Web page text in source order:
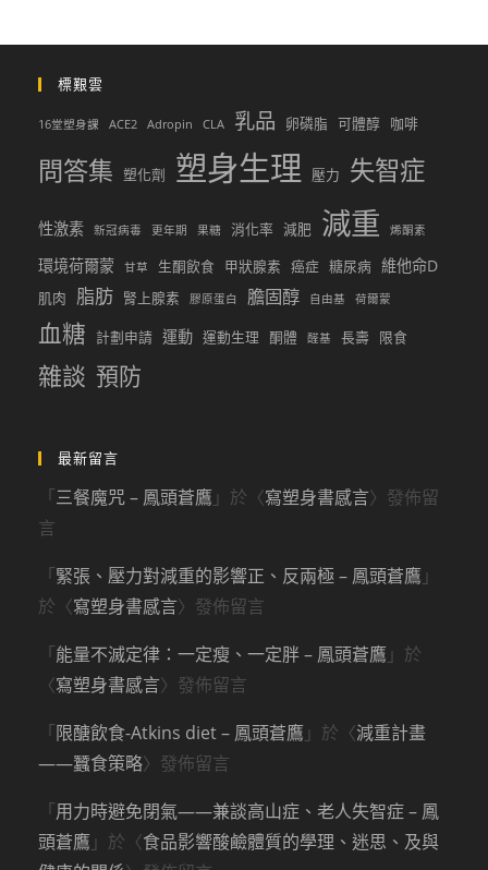
標艱雲
16堂塑身課 ACE2 Adropin CLA 乳品 卵磷脂 可體醇 咖啡
問答集 塑化劑 塑身生理 壓力 失智症
性激素 新冠病毒 更年期 果糖 消化率 減肥 減重 烯酮素
環境荷爾蒙 甘草 生酮飲食 甲狀腺素 癌症 糖尿病 維他命D
肌肉 脂肪 腎上腺素 膠原蛋白 膽固醇 自由基 荷爾蒙
血糖 計劃申請 運動 運動生理 酮體 醛基 長壽 限食
雜談 預防
最新留言
「三餐魔咒 – 鳳頭蒼鷹 」於〈寫塑身書感言〉發佈留
言
「緊張、壓力對減重的影響正、反兩極 – 鳳頭蒼鷹
於〈寫塑身書感言〉發佈留言
「能量不滅定律：一定瘦、一定胖 – 鳳頭蒼鷹 」於
〈寫塑身書感言〉發佈留言
「限醣飲食-Atkins diet – 鳳頭蒼鷹 」於〈減重計畫
——蠶食策略〉發佈留言
「用力時避免閉氣——兼談高山症、老人失智症 – 鳳
頭蒼鷹 」於〈食品影響酸鹼體質的學理、迷思、及與